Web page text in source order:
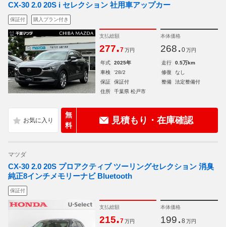
CX-30 2.0 20S i セレクション 社用車アップカー
保証付 購入プラン付き
支払総額
277.7 万円
本体価格
268. 0 万円
年式 2025年 走行
0.5万km
車検
'28/2 修復
なし
保証
保証付 整備
法定整備付
住所
千葉県 松戸市
無
料
見積もり・在庫確認
マツダ
CX-30 2.0 20S プロアクティブ ツーリングセレクション 消臭
純正8インチメモリーナビ Bluetooth
保証付
支払総額
215.7 万円
本体価格
199. 8 万円